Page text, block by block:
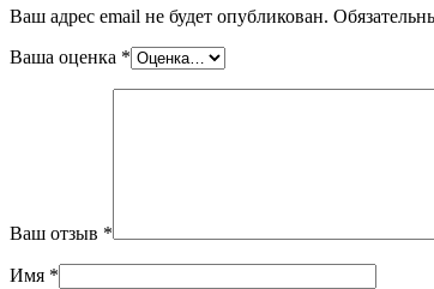
Ваш адрес email не будет опубликован.
Ваша оценка *
Ваш отзыв *
Имя *